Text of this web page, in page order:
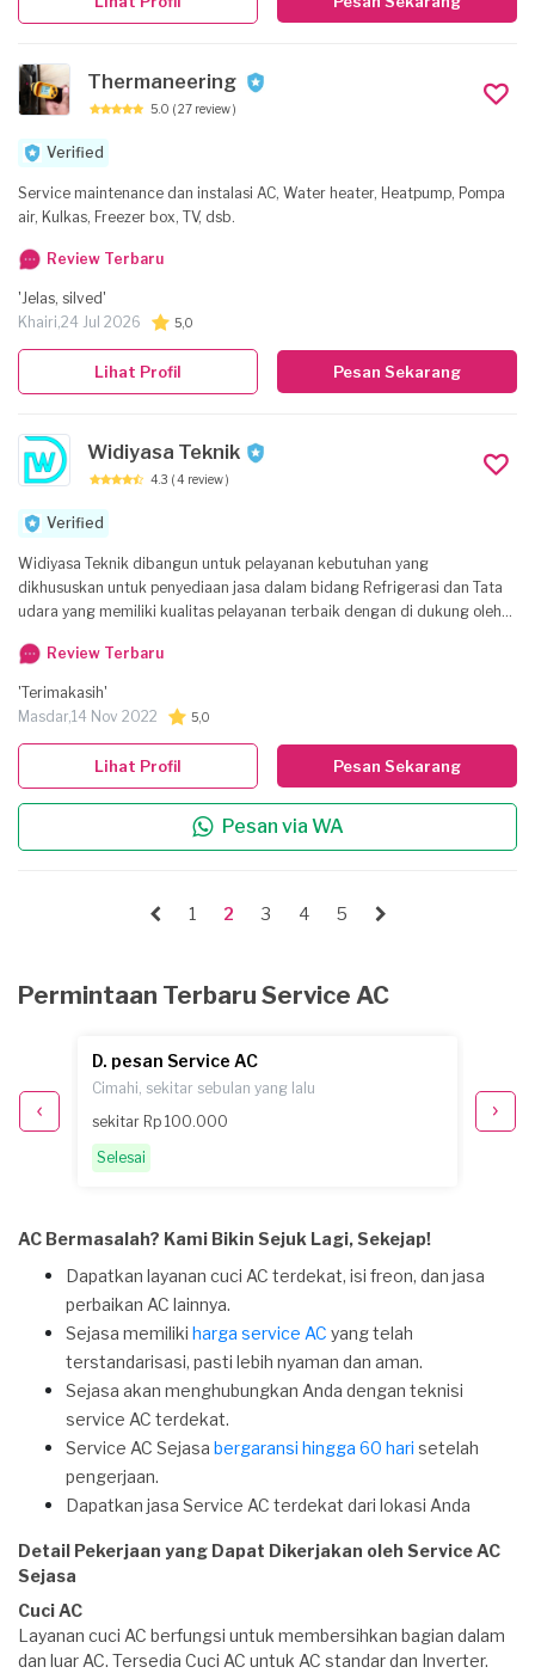
Thermaneering
5.0 ( 27 review )
Verified
Service maintenance dan instalasi AC, Water heater, Heatpump, Pompa
air, Kulkas, Freezer box, TV, dsb.
Review Terbaru
'Jelas, silved'
Khairi,24 Jul 2026 5,0
Pesan Sekarang
Lihat Profil
Widiyasa Teknik
4.3 ( 4 review )
Verified
Widiyasa Teknik dibangun untuk pelayanan kebutuhan yang
dikhususkan untuk penyediaan jasa dalam bidang Refrigerasi dan Tata
udara yang memiliki kualitas pelayanan terbaik dengan di dukung oleh
Review Terbaru
'Terimakasih'
Masdar,14 Nov 2022 5,0
Pesan Sekarang
Pesan via WA
Lihat Profil
1 2 3 4 5
Permintaan Terbaru Service AC
D. pesan Service AC
Cimahi, sekitar sebulan yang lalu
sekitar Rp 100.000
Selesai
Rp
AC Bermasalah? Kami Bikin Sejuk Lagi, Sekejap!
Dapatkan layanan cuci AC terdekat, isi freon, dan jasa
perbaikan AC lainnya.
Sejasa memiliki harga service AC yang telah
terstandarisasi, pasti lebih nyaman dan aman.
Sejasa akan menghubungkan Anda dengan teknisi
service AC terdekat.
Service AC Sejasa bergaransi hingga 60 hari setelah
pengerjaan.
Dapatkan jasa Service AC terdekat dari lokasi Anda
Detail Pekerjaan yang Dapat Dikerjakan oleh Service AC
Sejasa
Cuci AC
Layanan cuci AC berfungsi untuk membersihkan bagian dalam
dan luar AC. Tersedia Cuci AC untuk AC standar dan Inverter.